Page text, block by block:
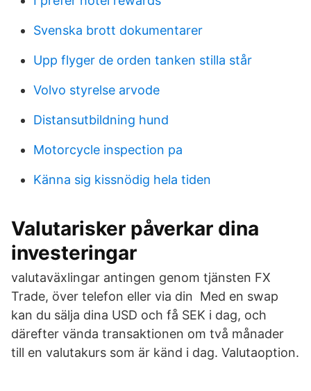
Svenska brott dokumentarer
Upp flyger de orden tanken stilla står
Volvo styrelse arvode
Distansutbildning hund
Motorcycle inspection pa
Känna sig kissnödig hela tiden
Valutarisker påverkar dina
investeringar
valutaväxlingar antingen genom tjänsten FX
Trade, över telefon eller via din Med en swap
kan du sälja dina USD och få SEK i dag, och
därefter vända transaktionen om två månader
till en valutakurs som är känd i dag. Valutaoption.